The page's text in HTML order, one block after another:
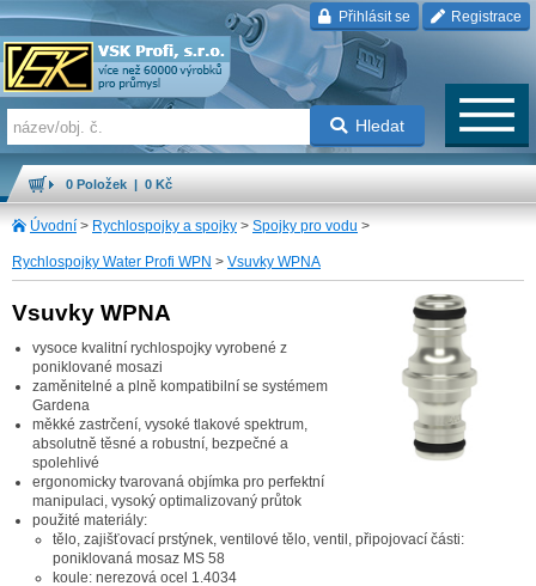
Přihlásit se Registrace
Hledat
0 Položek | 0 Kč
Úvodní > Rychlospojky a spojky > Spojky pro vodu >
Rychlospojky Water Profi WPN > Vsuvky WPNA
Vsuvky WPNA
vysoce kvalitní rychlospojky vyrobené z
poniklované mosazi
zaměnitelné a plně kompatibilní se systémem
Gardena
měkké zastrčení, vysoké tlakové spektrum,
absolutně těsné a robustní, bezpečné a
spolehlivé
ergonomicky tvarovaná objímka pro perfektní
manipulaci, vysoký optimalizovaný průtok
použité materiály:
tělo, zajišťovací prstýnek, ventilové tělo, ventil, připojovací části:
poniklovaná mosaz MS 58
koule: nerezová ocel 1.4034